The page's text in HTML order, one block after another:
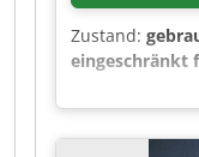
Zustand:
eingeschränkt
wurde nur
Aiwjr